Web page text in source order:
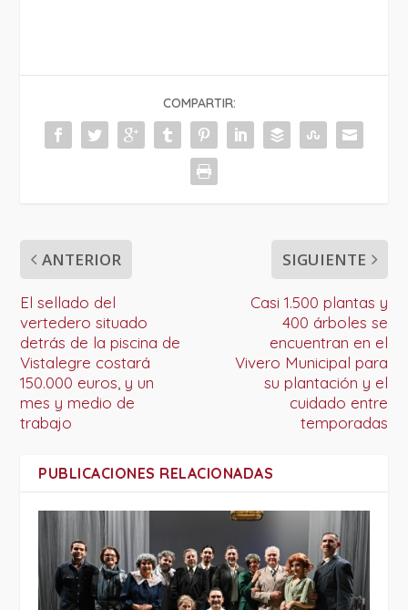
COMPARTIR:
ANTERIOR
El sellado del
vertedero situado
detrás de la piscina de
Vistalegre costará
150.000 euros, y un
mes y medio de
trabajo
SIGUIENTE
Casi 1.500 plantas y
400 árboles se
encuentran en el
Vivero Municipal para
su plantación y el
cuidado entre
temporadas
PUBLICACIONES RELACIONADAS